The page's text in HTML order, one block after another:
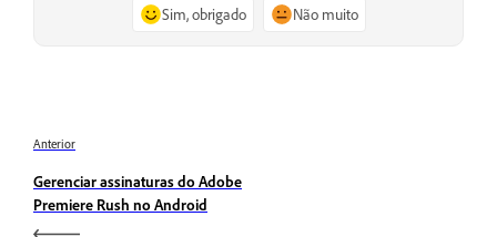
Sim, obrigado Não muito
Anterior
Gerenciar assinaturas do Adobe
Premiere Rush no Android